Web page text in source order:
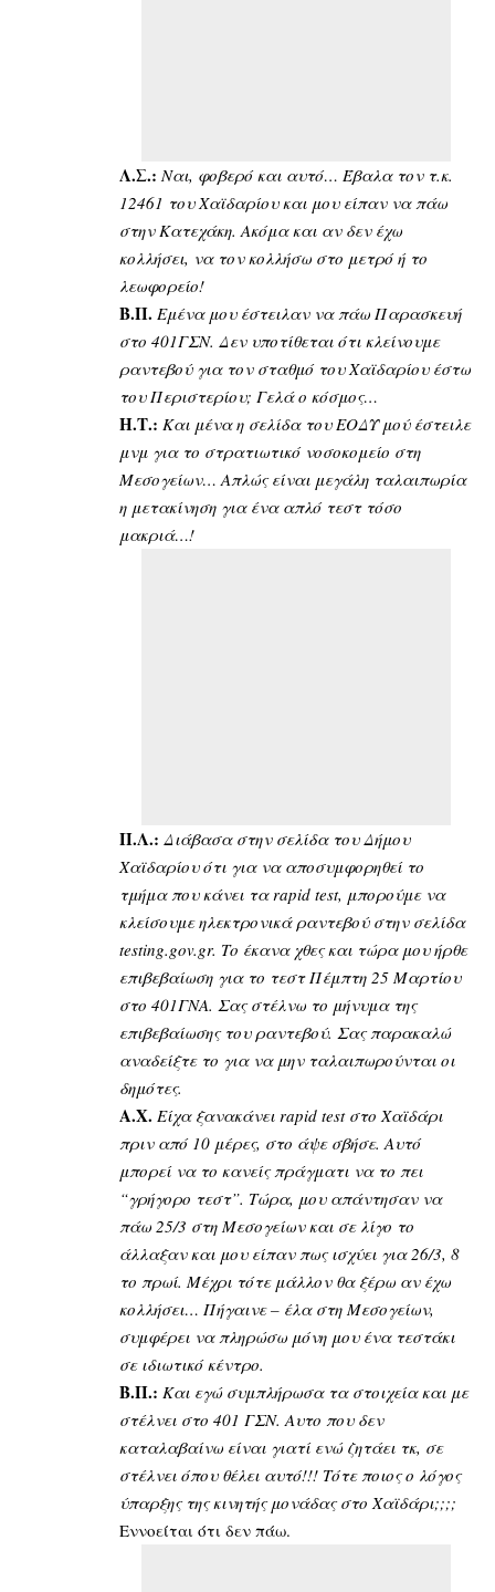
Λ.Σ.: Ναι, φοβερό και αυτό… Έβαλα τον τ.κ.
12461 του Χαϊδαρίου και μου είπαν να πάω
στην Κατεχάκη. Ακόμα και αν δεν έχω
κολλήσει, να τον κολλήσω στο μετρό ή το
λεωφορείο!
Β.Π. Εμένα μου έστειλαν να πάω Παρασκευή
στο 401ΓΣΝ. Δεν υποτίθεται ότι κλείνουμε
ραντεβού για τον σταθμό του Χαϊδαρίου έστω
του Περιστερίου; Γελά ο κόσμος…
Η.Τ.: Και μένα η σελίδα του ΕΟΔΥ μού έστειλε
μνμ για το στρατιωτικό νοσοκομείο στη
Μεσογείων… Απλώς είναι μεγάλη ταλαιπωρία
η μετακίνηση για ένα απλό τεστ τόσο
μακριά…!
Π.Λ.: Διάβασα στην σελίδα του Δήμου
Χαϊδαρίου ότι για να αποσυμφορηθεί το
τμήμα που κάνει τα rapid test, μπορούμε να
κλείσουμε ηλεκτρονικά ραντεβού στην σελίδα
testing.gov.gr. Το έκανα χθες και τώρα μου ήρθε
επιβεβαίωση για το τεστ Πέμπτη 25 Μαρτίου
στο 401ΓΝΑ. Σας στέλνω το μήνυμα της
επιβεβαίωσης του ραντεβού. Σας παρακαλώ
αναδείξτε το για να μην ταλαιπωρούνται οι
δημότες.
Α.Χ. Είχα ξανακάνει rapid test στο Χαϊδάρι
πριν από 10 μέρες, στο άψε σβήσε. Αυτό
μπορεί να το κανείς πράγματι να το πει
“γρήγορο τεστ”. Τώρα, μου απάντησαν να
πάω 25/3 στη Μεσογείων και σε λίγο το
άλλαξαν και μου είπαν πως ισχύει για 26/3, 8
το πρωί. Μέχρι τότε μάλλον θα ξέρω αν έχω
κολλήσει… Πήγαινε – έλα στη Μεσογείων,
συμφέρει να πληρώσω μόνη μου ένα τεστάκι
σε ιδιωτικό κέντρο.
Β.Π.: Και εγώ συμπλήρωσα τα στοιχεία και με
στέλνει στο 401 ΓΣΝ. Αυτο που δεν
καταλαβαίνω είναι γιατί ενώ ζητάει τκ, σε
στέλνει όπου θέλει αυτό!!! Τότε ποιος ο λόγος
ύπαρξης της κινητής μονάδας στο Χαϊδάρι;;;;
Εννοείται ότι δεν πάω.